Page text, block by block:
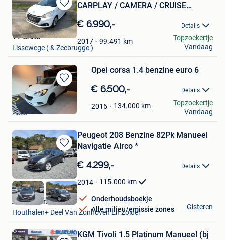
Bewaren
in
Mijn
Favorieten
CARPLAY / CAMERA / CRUISE
€ 6.990,- Details
2017 99.491 km
VT CARS
Lissewege ( & Zeebrugge )
Topzoekertje
Vandaag
Bewaren
in
Mijn
Favorieten
Opel corsa 1.4 benzine euro 6
€ 6.500,- Details
2016 134.000 km
Jonson
Asse
Topzoekertje
Vandaag
Bewaren
in
Mijn
Favorieten
Peugeot 208 Benzine 82Pk Manueel
Navigatie Airco *
€ 4.299,- Details
2014 115.000 km
Onderhoudsboekje
Alle milieu/emissie zones
Auto's Carma
Houthalen+ Deel Van Zonhoven En Zolder
Gisteren
KGM Tivoli 1.5 Platinum Manueel (bj